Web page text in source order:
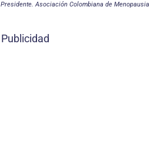
Presidente. Asociación Colombiana de Menopausia
Publicidad